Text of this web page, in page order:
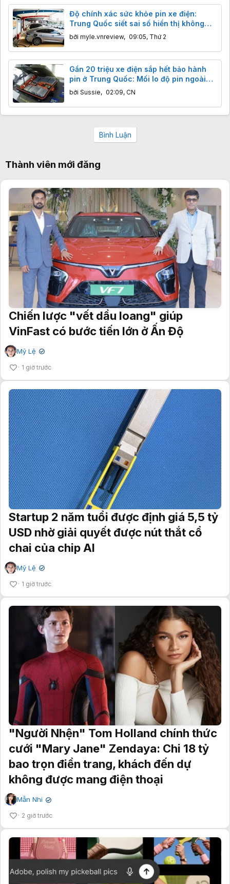
Độ chính xác sức khỏe pin xe điện:
Trung Quốc siết sai số hiển thị không
quá 5%
bởi myle.vnreview, 09:05, Thứ 2
Gần 20 triệu xe điện sắp hết bảo hành
pin ở Trung Quốc: Mối lo độ pin ngoài
giá rẻ, hiểm họa khôn lường
bởi Sussie, 02:09, CN
Bình Luận
Thành viên mới đăng
Chiến lược "vết dầu loang" giúp
VinFast có bước tiến lớn ở Ấn Độ
Mỹ Lệ ✔
1 giờ trước
Startup 2 năm tuổi được định giá 5,5 tỷ
USD nhờ giải quyết được nút thắt cổ
chai của chip AI
Mỹ Lệ ✔
1 giờ trước
"Người Nhện" Tom Holland chính thức
cưới "Mary Jane" Zendaya: Chi 18 tỷ
bao trọn điền trang, khách đến dự
không được mang điện thoại
Mẫn Nhi ✔
2 giờ trước